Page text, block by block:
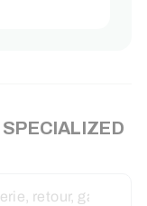
SPECIALIZED